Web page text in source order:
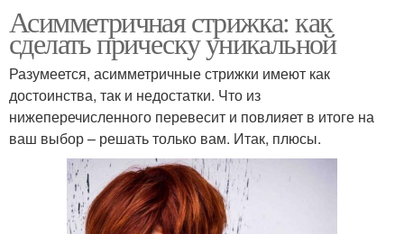
Асимметричная стрижка: как
сделать прическу уникальной
Разумеется, асимметричные стрижки имеют как
достоинства, так и недостатки. Что из
нижеперечисленного перевесит и повлияет в итоге на
ваш выбор – решать только вам. Итак, плюсы.